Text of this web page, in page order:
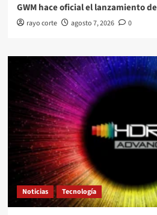
GWM hace oficial el lanzamiento
rayo corte agosto 7, 2026 0
Noticias Tecnología